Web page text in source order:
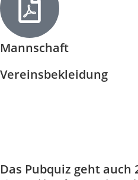
Mannschaft
Vereinsbekleidung
Das Pubquiz geht auch